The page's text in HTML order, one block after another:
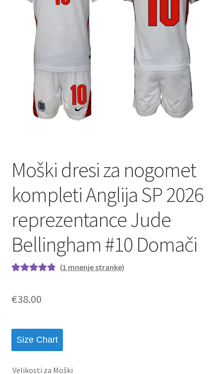
Moj račun
Trgovina
Moški dresi za nogomet
kompleti Anglija SP 2026
reprezentance Jude
Bellingham #10 Domači
podlagi ocene
(1 mnenje stranke)
€38.00
Size Chart
Velikosti za Moški